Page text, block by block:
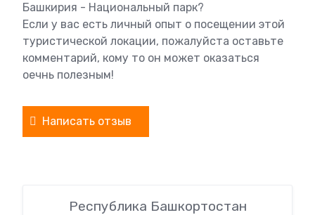
Башкирия - Национальный парк?
Если у вас есть личный опыт о посещении этой
туристической локации, пожалуйста оставьте
комментарий, кому то он может оказаться
оечнь полезным!
Написать отзыв
Республика Башкортостан